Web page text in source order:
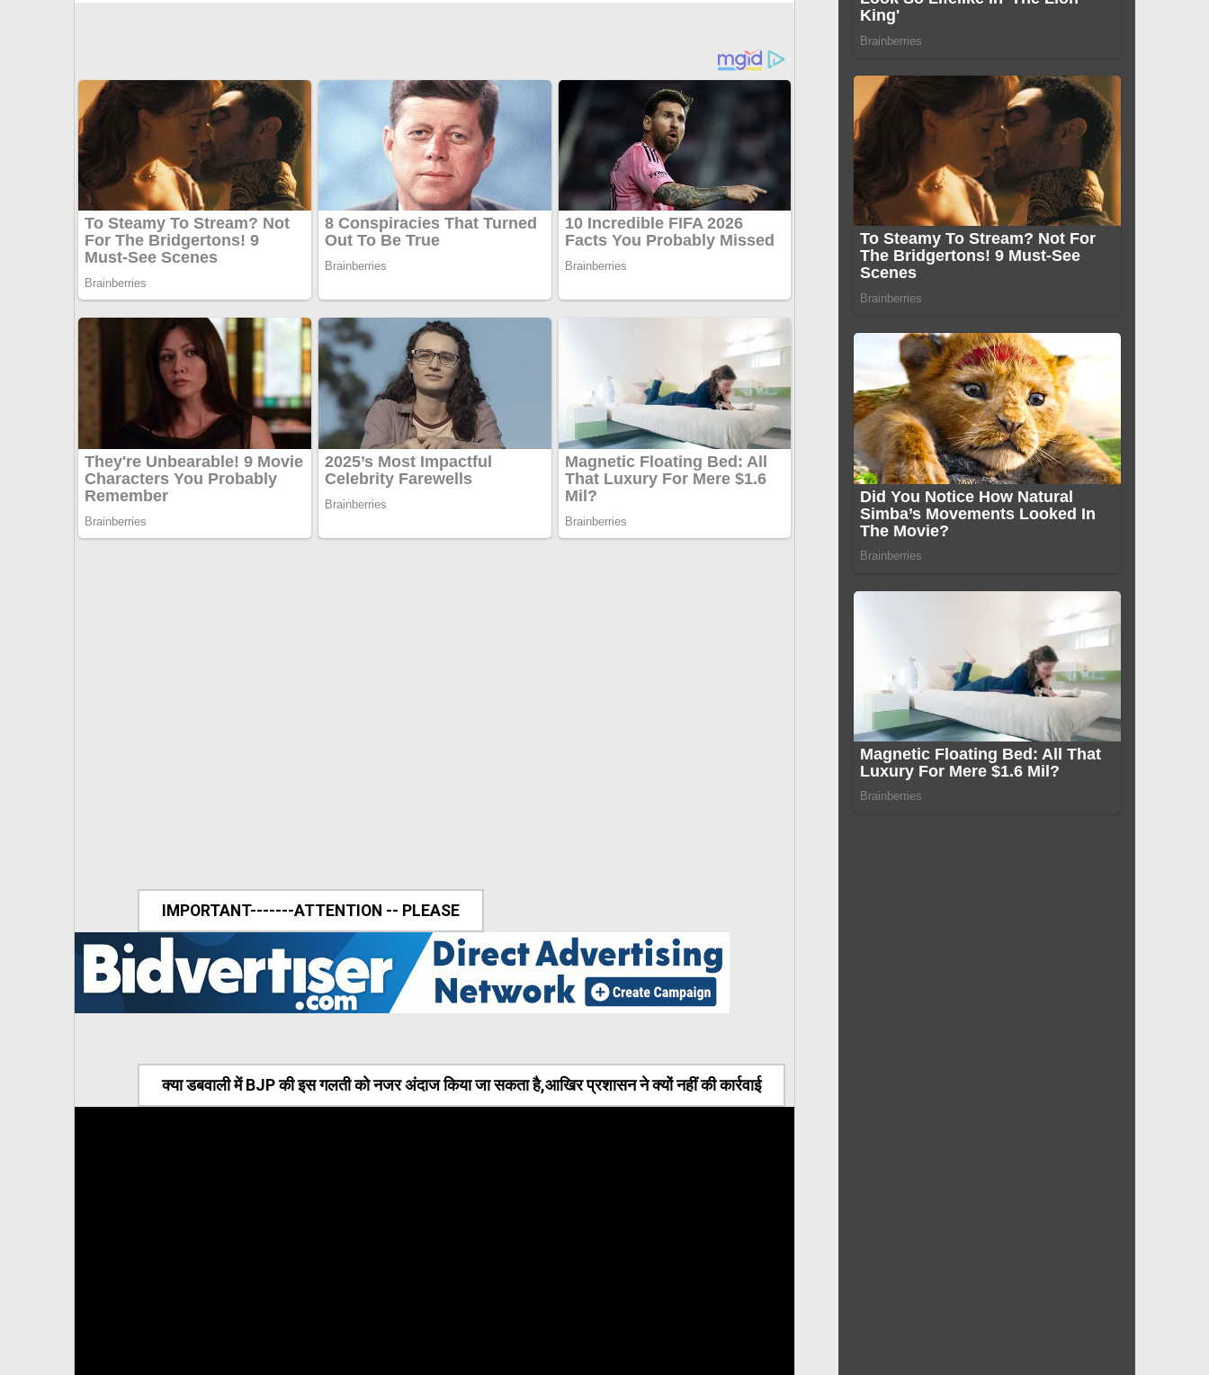
IMPORTANT-------ATTENTION -- PLEASE
क्या डबवाली में BJP की इस गलती को नजर अंदाज किया जा सकता है,आखिर प्रशासन ने क्यों नहीं की कार्रवाई